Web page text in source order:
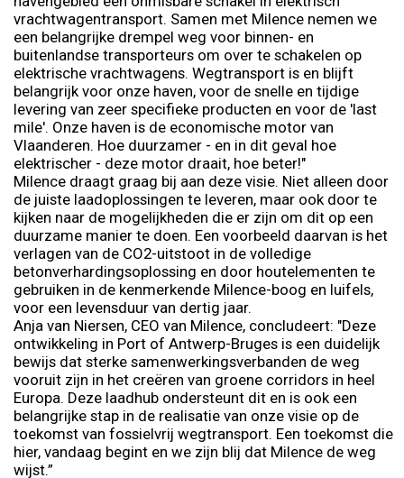
vrachtwagentransport. Samen met Milence nemen we
een belangrijke drempel weg voor binnen- en
buitenlandse transporteurs om over te schakelen op
elektrische vrachtwagens. Wegtransport is en blijft
belangrijk voor onze haven, voor de snelle en tijdige
levering van zeer specifieke producten en voor de 'last
mile'. Onze haven is de economische motor van
Vlaanderen. Hoe duurzamer - en in dit geval hoe
elektrischer - deze motor draait, hoe beter!"
Milence draagt graag bij aan deze visie. Niet alleen door
de juiste laadoplossingen te leveren, maar ook door te
kijken naar de mogelijkheden die er zijn om dit op een
duurzame manier te doen. Een voorbeeld daarvan is het
verlagen van de CO2-uitstoot in de volledige
betonverhardingsoplossing en door houtelementen te
gebruiken in de kenmerkende Milence-boog en luifels,
voor een levensduur van dertig jaar.
Anja van Niersen, CEO van Milence, concludeert: "Deze
ontwikkeling in Port of Antwerp-Bruges is een duidelijk
bewijs dat sterke samenwerkingsverbanden de weg
vooruit zijn in het creëren van groene corridors in heel
Europa. Deze laadhub ondersteunt dit en is ook een
belangrijke stap in de realisatie van onze visie op de
toekomst van fossielvrij wegtransport. Een toekomst die
hier, vandaag begint en we zijn blij dat Milence de weg
wijst.”